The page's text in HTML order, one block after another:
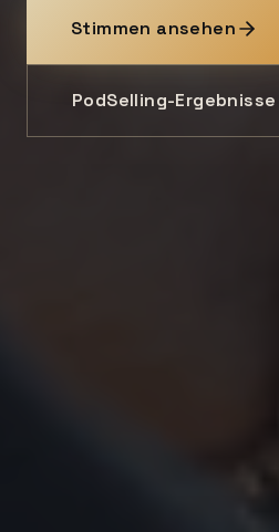
Stimmen ansehen
PodSelling-Ergebnisse